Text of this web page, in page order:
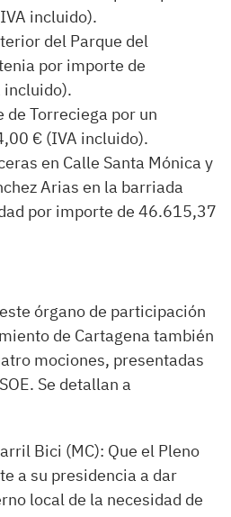
incluido).
del Parque del
por importe de
de Torreciega por un
€ (IVA incluido).
en Calle Santa Mónica y
Arias en la barriada
por importe de 46.615,37
órgano de participación
de Cartagena también
mociones, presentadas
Se detallan a
Bici (MC): Que el Pleno
a su presidencia a dar
local de la necesidad de